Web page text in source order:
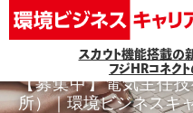
スカウト機能搭載の
フジHRコネク
【募集中】電気主任
所）｜環境ビジネスキ